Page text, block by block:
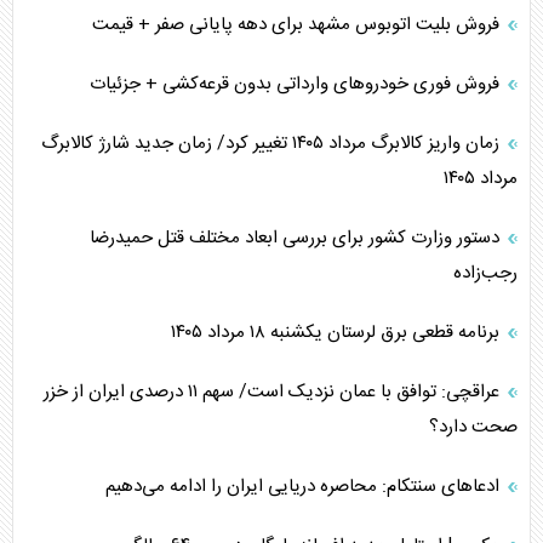
فروش بلیت اتوبوس مشهد برای دهه پایانی صفر + قیمت
فروش فوری خودرو‌های وارداتی بدون قرعه‌کشی + جزئیات
زمان واریز کالابرگ مرداد ۱۴۰۵ تغییر کرد/ زمان جدید شارژ کالابرگ
مرداد ۱۴۰۵
دستور وزارت کشور برای بررسی ابعاد مختلف قتل حمیدرضا
رجب‌زاده
برنامه قطعی برق لرستان یکشنبه ۱۸ مرداد ۱۴۰۵
عراقچی: توافق با عمان نزدیک است/ سهم ۱۱ درصدی ایران از خزر
صحت دارد؟
ادعا‌های سنتکام: محاصره دریایی ایران را ادامه می‌دهیم